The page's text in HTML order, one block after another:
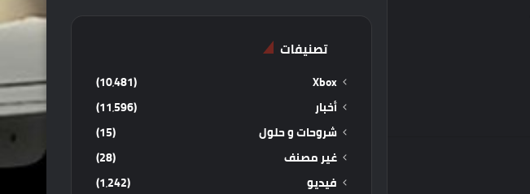
تصنيفات
Xbox
(10٬481)
أخبار
(11٬596)
شروحات و حلول
(15)
غير مصنف
(28)
فيديو
(1٬242)